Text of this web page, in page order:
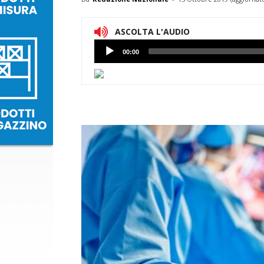
ASCOLTA L'AUDIO
Lettore
Audio
00:00